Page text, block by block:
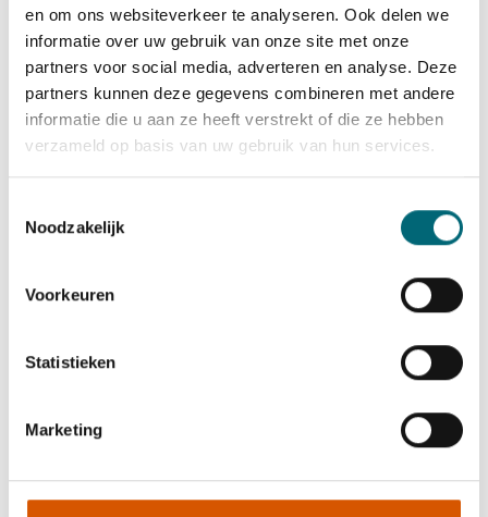
en om ons websiteverkeer te analyseren. Ook delen we
informatie over uw gebruik van onze site met onze
partners voor social media, adverteren en analyse. Deze
partners kunnen deze gegevens combineren met andere
informatie die u aan ze heeft verstrekt of die ze hebben
verzameld op basis van uw gebruik van hun services.
Noodzakelijk
Voorkeuren
Statistieken
Marketing
Professioneel en klantgericht werkenblijft
essentieel. Een prettige rijstijl, goede
communicatie en zorg voor reizigers zorgen
voor tevreden opdrachtgevers. Dat vergroot de
kans op vaste routes en continuïteit van werk.
Wil jetaxichauffeur wordenen optimaal
complete traject van opleiding tot
diensten kun je direct
opnemen voor een vrijblijvend gesprek over
vragen